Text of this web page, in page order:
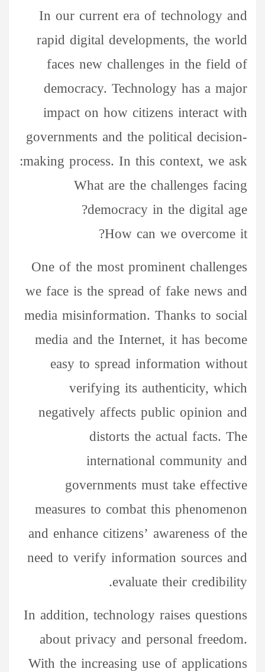
In our current era of technology and
rapid digital developments, the world
faces new challenges in the field of
democracy. Technology has a major
impact on how citizens interact with
governments and the political decision-
making process. In this context, we ask:
What are the challenges facing
democracy in the digital age?
How can we overcome it?
One of the most prominent challenges
we face is the spread of fake news and
media misinformation. Thanks to social
media and the Internet, it has become
easy to spread information without
verifying its authenticity, which
negatively affects public opinion and
distorts the actual facts. The
international community and
governments must take effective
measures to combat this phenomenon
and enhance citizens’ awareness of the
need to verify information sources and
evaluate their credibility.
In addition, technology raises questions
about privacy and personal freedom.
With the increasing use of applications